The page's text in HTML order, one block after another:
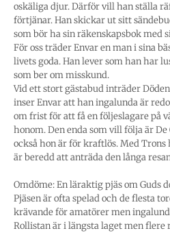
oskäliga djur. Därför vill han ställa
förtjänar. Han skickar ut sitt
som bör ha sin räkenskapsbok med
För oss träder Envar en man i sina
livets goda. Han lever som han har
som ber om misskund.
Vid ett stort gästabud inträder
inser Envar att han ingalunda är
om frist för att få en följeslagare på
honom. Den enda som vill följa är
också hon är för kraftlös. Med
är beredd att anträda den långa
Omdöme: En läraktig pjäs om Guds
Pjäsen är ofta spelad och de flesta
krävande för amatörer men
Rollistan är i längsta laget men flere